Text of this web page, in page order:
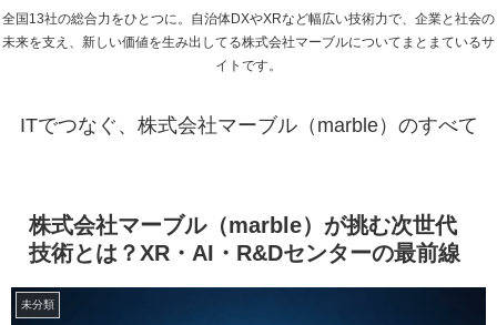
全国13社の総合力をひとつに。自治体DXやXRなど幅広い技術力で、企業と社会の
未来を支え、新しい価値を生み出してる株式会社マーブルについてまとまているサ
イトです。
ITでつなぐ、株式会社マーブル（marble）のすべて
株式会社マーブル（marble）が挑む次世代
技術とは？XR・AI・R&Dセンターの最前線
未分類